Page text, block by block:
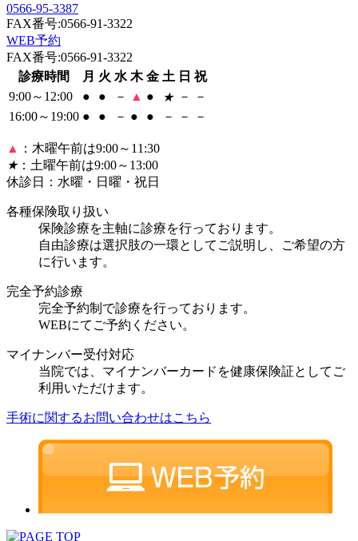
0566-95-3387
FAX番号:0566-91-3322
WEB予約
FAX番号:0566-91-3322
診療時間
月 火 水 木 金 土 日 祝
9:00～12:00
● ● － ▲ ● ★ －
－
16:00～19:00 ● ● － ● ● － － －
▲
：木曜午前は9:00～11:30
★：土曜午前は9:00～13:00
休診日：水曜・日曜・祝日
各種保険取り扱い
保険診療を主軸に診療を行っております。
自由診療は選択肢の一環としてご説明し、ご希望の方
に行います。
完全予約診療
完全予約制で診療を行っております。
WEBにてご予約ください。
マイナンバー受付対応
当院では、マイナンバーカードを健康保険証としてご
利用いただけます。
手術に関するお問い合わせはこちら